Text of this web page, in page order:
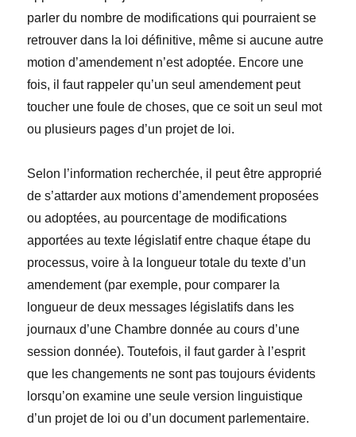
parler du nombre de modifications qui pourraient se
retrouver dans la loi définitive, même si aucune autre
motion d’amendement n’est adoptée. Encore une
fois, il faut rappeler qu’un seul amendement peut
toucher une foule de choses, que ce soit un seul mot
ou plusieurs pages d’un projet de loi.
Selon l’information recherchée, il peut être approprié
de s’attarder aux motions d’amendement proposées
ou adoptées, au pourcentage de modifications
apportées au texte législatif entre chaque étape du
processus, voire à la longueur totale du texte d’un
amendement (par exemple, pour comparer la
longueur de deux messages législatifs dans les
journaux d’une Chambre donnée au cours d’une
session donnée). Toutefois, il faut garder à l’esprit
que les changements ne sont pas toujours évidents
lorsqu’on examine une seule version linguistique
d’un projet de loi ou d’un document parlementaire.